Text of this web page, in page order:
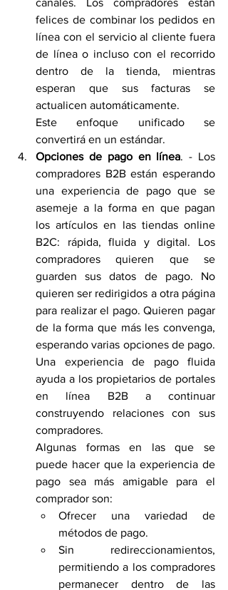
felices de combinar los pedidos en
línea con el servicio al cliente fuera
de línea o incluso con el recorrido
dentro de la tienda, mientras
esperan que sus facturas se
actualicen automáticamente.
Este enfoque unificado se
convertirá en un estándar.
Opciones de pago en línea. - Los
compradores B2B están esperando
una experiencia de pago que se
asemeje a la forma en que pagan
los artículos en las tiendas online
B2C: rápida, fluida y digital. Los
compradores quieren que se
guarden sus datos de pago. No
quieren ser redirigidos a otra página
para realizar el pago. Quieren pagar
de la forma que más les convenga,
esperando varias opciones de pago.
Una experiencia de pago fluida
ayuda a los propietarios de portales
en línea B2B a continuar
construyendo relaciones con sus
compradores.
Algunas formas en las que se
puede hacer que la experiencia de
pago sea más amigable para el
comprador son:
Ofrecer una variedad de
métodos de pago.
Sin redireccionamientos,
permitiendo a los compradores
permanecer dentro de las